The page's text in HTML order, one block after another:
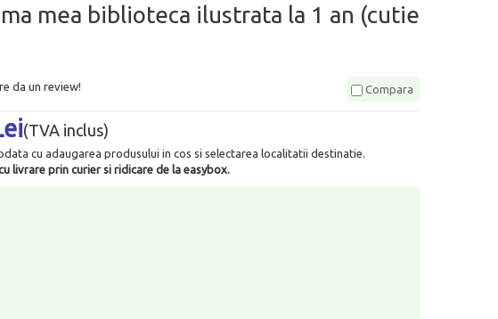
mea biblioteca ilustrata la 1 an (cutie
da un review! Compara
(TVA inclus)
cu adaugarea produsului in cos si selectarea localitatii destinatie.
livrare prin curier si ridicare de la easybox.